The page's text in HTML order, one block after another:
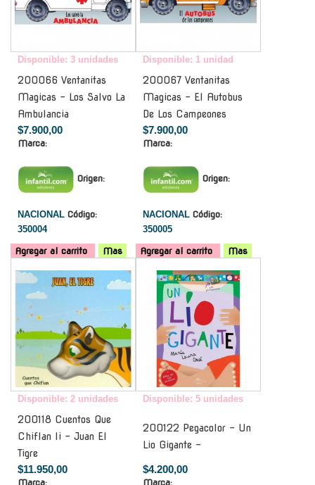
Disponible: 3 unidades
200066 Ventanitas
Magicas - Los Salvo La
Ambulancia
$7.900,00
Marca:
Origen:
NACIONAL Código:
350004
Agregar al carrito Mas
Disponible: 1 unidad
200067 Ventanitas
Magicas - El Autobus
De Los Campeones
$7.900,00
Marca:
Origen:
NACIONAL Código:
350005
Agregar al carrito
Mas
Disponible: 2 unidades
200118 Cuentos Que
Chiflan Ii - Juan El
Tigre
$11.950,00
Marca:
Disponible: 5 unidades
200122 Pegacolor - Un
Lio Gigante -
$4.200,00
Marca: